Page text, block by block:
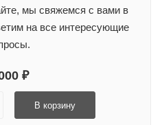
мы свяжемся с вами в
на все интересующие
₽
В корзину